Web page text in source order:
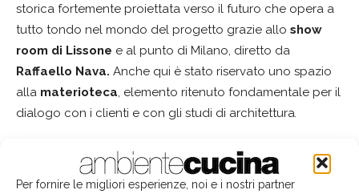
Per fornire le migliori esperienze, noi e i nostri partner
storica fortemente proiettata verso il futuro che opera a
tutto tondo nel mondo del progetto grazie allo show
room di Lissone e al punto di Milano, diretto da
Raffaello Nava. Anche qui è stato riservato uno spazio
alla materioteca, elemento ritenuto fondamentale per il
dialogo con i clienti e con gli studi di architettura.